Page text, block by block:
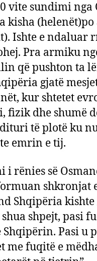
vite sundimi nga
kisha
Ishte e ndaluar
Pra armiku
që pushton ta
gjatë
kur shtetet
fizik dhe shumë
të plotë ku
emrin e tij.
i rënies së
shkronjat
Shqipëria
shpejt, pasi
Shqipërin. Pasi u
me fuqitë e